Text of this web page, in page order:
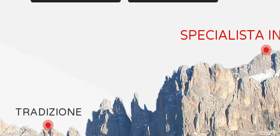
TRADIZIONE
SPECIALISTA